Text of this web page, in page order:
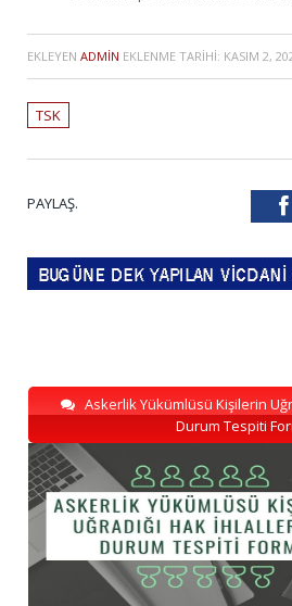
EKLEYEN ADMIN EKLENME TARIHI: KASIM 2,
TSK
PAYLAŞ.
Askerlik Yükümlüsü Kişilerin
Durum Tespiti